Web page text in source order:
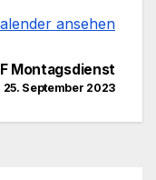
ansehen
Montagsdienst
25. September 2023